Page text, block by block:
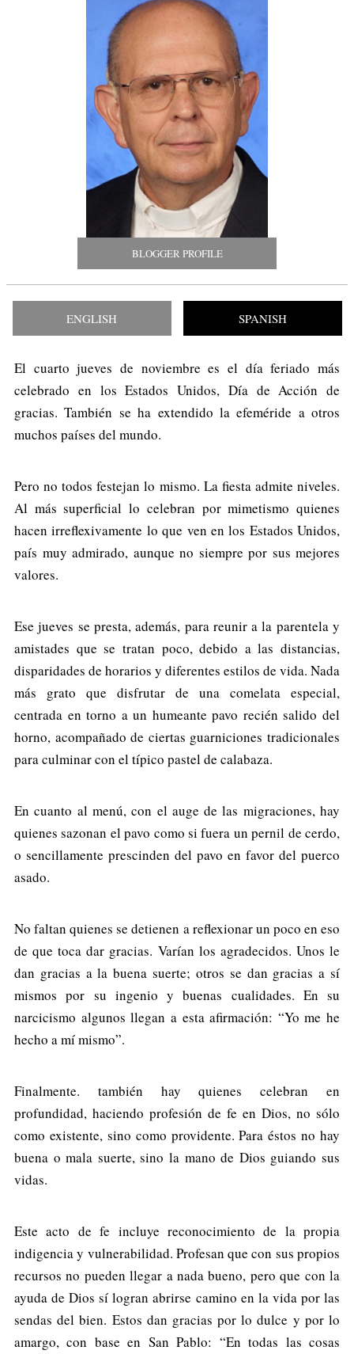
BLOGGER PROFILE
ENGLISH SPANISH
El cuarto jueves de noviembre es el día feriado más
celebrado en los Estados Unidos, Día de Acción de
gracias. También se ha extendido la efeméride a otros
muchos países del mundo.
Pero no todos festejan lo mismo. La fiesta admite niveles.
Al más superficial lo celebran por mimetismo quienes
hacen irreflexivamente lo que ven en los Estados Unidos,
país muy admirado, aunque no siempre por sus mejores
valores.
Ese jueves se presta, además, para reunir a la parentela y
amistades que se tratan poco, debido a las distancias,
disparidades de horarios y diferentes estilos de vida. Nada
más grato que disfrutar de una comelata especial,
centrada en torno a un humeante pavo recién salido del
horno, acompañado de ciertas guarniciones tradicionales
para culminar con el típico pastel de calabaza.
En cuanto al menú, con el auge de las migraciones, hay
quienes sazonan el pavo como si fuera un pernil de cerdo,
o sencillamente prescinden del pavo en favor del puerco
asado.
No faltan quienes se detienen a reflexionar un poco en eso
de que toca dar gracias. Varían los agradecidos. Unos le
dan gracias a la buena suerte; otros se dan gracias a sí
mismos por su ingenio y buenas cualidades. En su
narcicismo algunos llegan a esta afirmación: “Yo me he
hecho a mí mismo”.
Finalmente. también hay quienes celebran en
profundidad, haciendo profesión de fe en Dios, no sólo
como existente, sino como providente. Para éstos no hay
buena o mala suerte, sino la mano de Dios guiando sus
vidas.
Este acto de fe incluye reconocimiento de la propia
indigencia y vulnerabilidad. Profesan que con sus propios
recursos no pueden llegar a nada bueno, pero que con la
ayuda de Dios sí logran abrirse camino en la vida por las
sendas del bien. Estos dan gracias por lo dulce y por lo
amargo, con base en San Pablo: “En todas las cosas